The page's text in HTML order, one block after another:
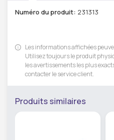
Numéro du produit: 231313
Les informations affichées
Utilisez toujours le produit
les avertissements les plus
contacter le service client.
Produits similaires